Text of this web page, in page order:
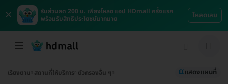
×
รับส่วนลด 200 บ. เพียงโหลดแอป HDmall ครั้งแรก
พร้อมรับสิทธิประโยชน์มากมาย
โหลดเลย
เรียงตาม สถานที่ให้บริการ ตัวกรองอื่น ๆ แสดงแผนที่